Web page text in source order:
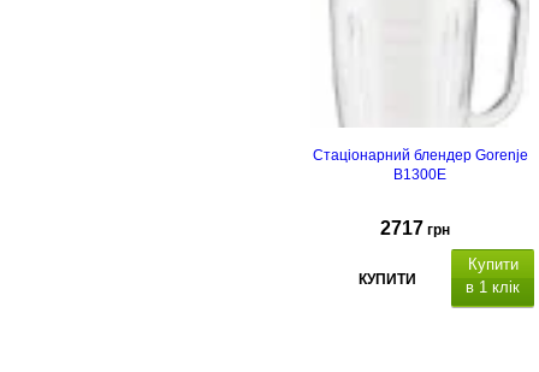
Стаціонарний блендер Gorenje
B1300E
2717 грн
КУПИТИ
Купити
в 1 клік